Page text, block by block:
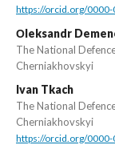
https://orcid.org/
Оleksandr
The National
Cherniakhovskyi
Ivan Tkach
The National
Cherniakhovskyi
https://orcid.org/